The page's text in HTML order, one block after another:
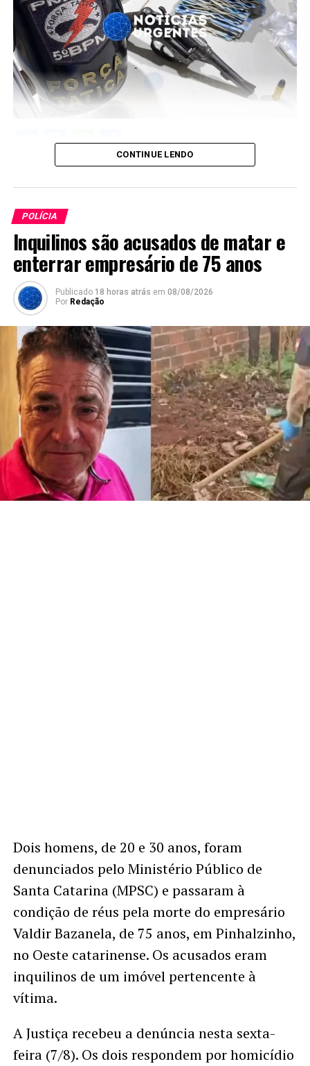
Twitter
Facebook
WhatsApp
Share
CONTINUE LENDO
POLÍCIA
Inquilinos são acusados de matar e
enterrar empresário de 75 anos
Publicado 18 horas atrás em 08/08/2026
Por Redação
Dois homens, de 20 e 30 anos, foram
denunciados pelo Ministério Público de
Santa Catarina (MPSC) e passaram à
condição de réus pela morte do empresário
Valdir Bazanela, de 75 anos, em Pinhalzinho,
no Oeste catarinense. Os acusados eram
inquilinos de um imóvel pertencente à
vítima.
A Justiça recebeu a denúncia nesta sexta-
feira (7/8). Os dois respondem por homicídio